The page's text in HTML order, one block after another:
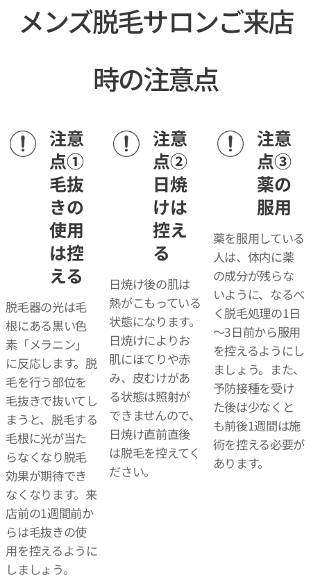
メンズ脱毛サロンご来店
時の注意点
注意
点①
毛抜
きの
使用
は控
える
脱毛器の光は毛
根にある黒い色
素「メラニン」
に反応します。脱
毛を行う部位を
毛抜きで抜いてし
まうと、脱毛する
毛根に光が当た
らなくなり脱毛
効果が期待でき
なくなります。来
店前の1週間前か
らは毛抜きの使
用を控えるように
しましょう。
注意
点②
日焼
けは
控え
る
日焼け後の肌は
熱がこもっている
状態になります。
日焼けによりお
肌にほてりや赤
み、皮むけがあ
る状態は照射が
できませんので、
日焼け直前直後
は脱毛を控えてく
ださい。
注意
点③
薬の
服用
薬を服用している
人は、体内に薬
の成分が残らな
いように、なるべ
く脱毛処理の1日
～3日前から服用
を控えるようにし
ましょう。また、
予防接種を受け
た後は少なくと
も前後1週間は施
術を控える必要が
あります。